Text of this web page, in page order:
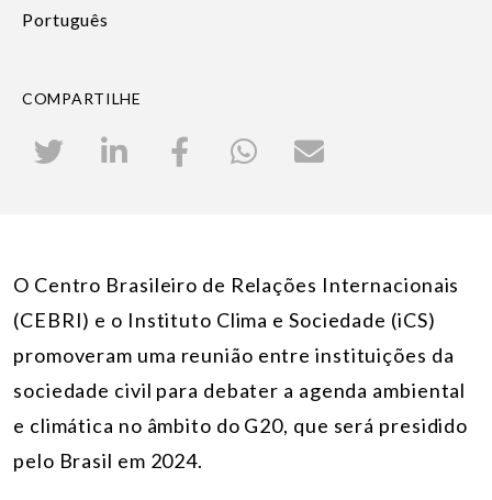
Português
COMPARTILHE
O Centro Brasileiro de Relações Internacionais
(CEBRI) e o Instituto Clima e Sociedade (iCS)
promoveram uma reunião entre instituições da
sociedade civil para debater a agenda ambiental
e climática no âmbito do G20, que será presidido
pelo Brasil em 2024.